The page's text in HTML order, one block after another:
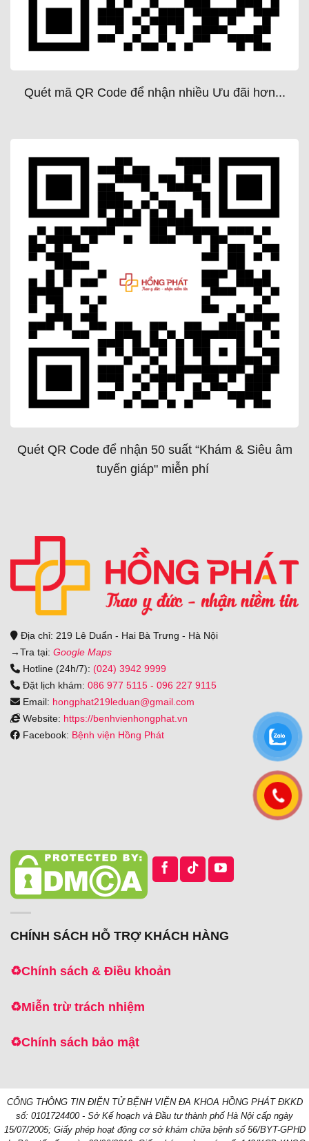
Địa chỉ: 219 Lê Duẩn - Hai Bà Trưng - Hà Nội
→Tra tại: Google Maps
Hotline (24h/7): (024) 3942 9999
Đặt lịch khám: 086 977 5115 - 096 227 9115
Email: hongphat219leduan@gmail.com
Website: https://benhvienhongphat.vn
Facebook: Bệnh viện Hồng Phát
CHÍNH SÁCH HỖ TRỢ KHÁCH HÀNG
♻️Chính sách & Điều khoản
♻️Miễn trừ trách nhiệm
♻️Chính sách bảo mật
Quét mã QR Code để nhận nhiều Ưu đãi hơn...
Quét QR Code để nhận 50 suất “Khám & Siêu âm
tuyến giáp" miễn phí
CỔNG THÔNG TIN ĐIỆN TỬ BỆNH VIỆN ĐA KHOA HỒNG PHÁT ĐKKD
số: 0101724400 - Sở Kế hoạch và Đầu tư thành phố Hà Nội cấp ngày
15/07/2005; Giấy phép hoạt động cơ sở khám chữa bệnh số 56/BYT-GPHD